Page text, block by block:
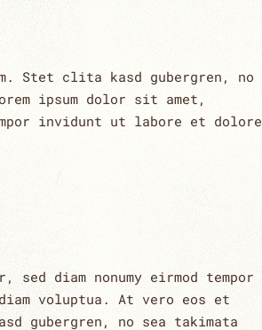
Stet clita kasd gubergren, no
ipsum dolor sit amet,
invidunt ut labore et dolore
diam nonumy eirmod tempor
voluptua. At vero eos et
gubergren, no sea takimata